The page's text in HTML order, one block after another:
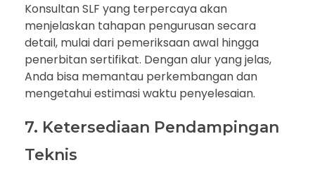
Konsultan SLF yang terpercaya akan
menjelaskan tahapan pengurusan secara
detail, mulai dari pemeriksaan awal hingga
penerbitan sertifikat. Dengan alur yang jelas,
Anda bisa memantau perkembangan dan
mengetahui estimasi waktu penyelesaian.
7. Ketersediaan Pendampingan
Teknis